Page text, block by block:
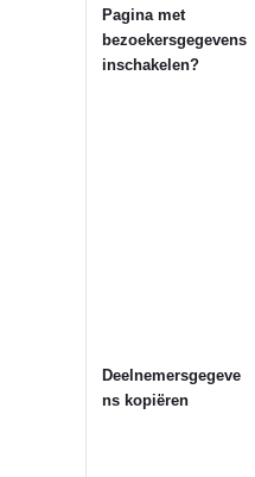
Pagina met
bezoekersgegevens
inschakelen?
Deelnemersgegeve
ns kopiëren